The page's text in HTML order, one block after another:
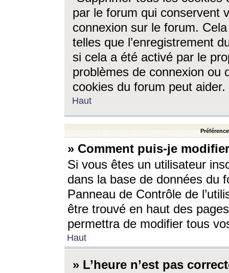
par le forum qui conservent
connexion sur le forum.
telles que l’enregistrement
si cela a été activé par le
problèmes de connexion ou
cookies du forum peut aider.
Haut
» Comment puis-je
Si vous êtes un utilisateur
dans la base de données du
Panneau de Contrôle de
être trouvé en haut des
permettra de modifier tous
Haut
» L’heure n’est pas